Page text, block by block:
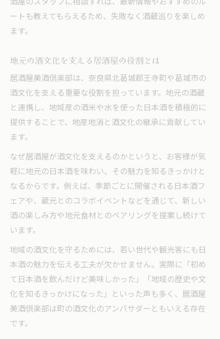
ートも教えてもらえるため、失敗なく酒蔵巡りを楽しめ
ます。
地元の酒文化を支える居酒屋の役割とは
居酒屋美酒倶楽部は、奈良県北葛城郡王寺町や葛城市の
酒文化を支える重要な役割を担っています。地元の酒蔵
と連携し、地域産の酒米や水を使った日本酒を積極的に
提供することで、地産地消と酒文化の継承に貢献してい
ます。
なぜ居酒屋が酒文化を支えるのかというと、お客様が気
軽に地元の日本酒を味わい、その魅力を知るきっかけと
なるからです。例えば、季節ごとに開催される日本酒フ
ェアや、蔵元とのコラボイベントなどを通じて、新しい
酒の楽しみ方や地元食材とのペアリングを提案し続けて
います。
地域の酒文化を守るためには、若い世代や観光客にも日
本酒の魅力を伝える工夫が欠かせません。実際に「初め
て日本酒を飲んだけど美味しかった」「地域の歴史や文
化を知るきっかけになった」といった声も多く、居酒屋
美酒倶楽部は町の酒文化のアンバサダーともいえる存在
です。